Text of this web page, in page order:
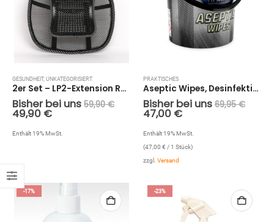
GESUNDHEIT, UNKATEGORISIERT
2er Set – LP2-Extension Rückenstütze, bis zu 100kg – 10€ günstiger
Bisher bei uns 59,90€
49,90 €
Enthält 19% MwSt.
PRAKTISCHES
Aseptic Wipes, Desinfektionstücher (70 Stück)
Bisher bei uns 69,95€
47,00 €
Enthält 19% MwSt.
(47,00 € / 1 Stück)
zzgl. Versand
-17% -23%